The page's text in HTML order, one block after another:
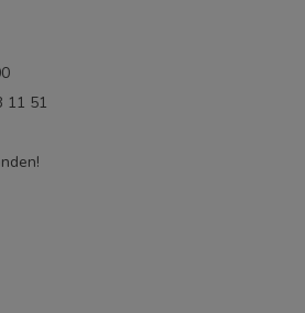
11 51